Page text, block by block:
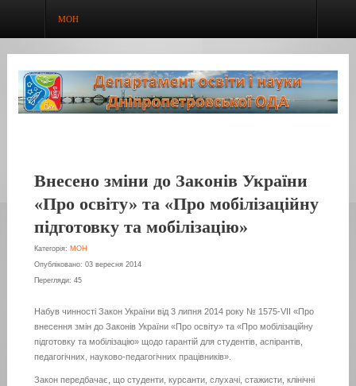
МОН
Внесено зміни до Законів України
«Про освіту» та «Про мобілізаційну
підготовку та мобілізацію»
Категорія: МОН
Опубліковано: 03 вересня 2014
Перегляди: 45
Набув чинності Закон України від 3 липня 2014 року № 1575-VІІ «Про
внесення змін до Законів України «Про освіту» та «Про мобілізаційну
підготовку та мобілізацію» щодо гарантій для студентів, аспірантів,
педагогічних, науково-педагогічних працівників».
Закон передбачає, що студенти, курсанти, слухачі, стажисти, клінічні